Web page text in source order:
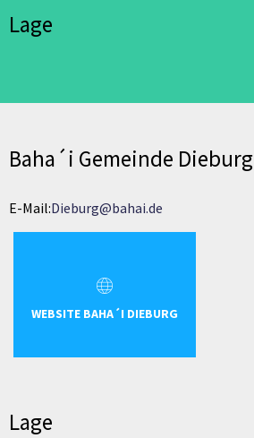
Lage
Baha´i Gemeinde Dieburg
E-Mail:Dieburg@bahai.de
WEBSITE BAHA´I DIEBURG
Lage